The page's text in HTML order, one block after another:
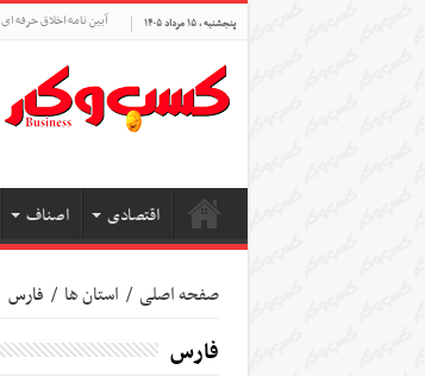
پنجشنبه , ۱۵ مرداد ۱۴۰۵ آیین نامه اخلاق حرفه ای
اقتصادی اصناف
صفحه اصلی / استان ها / فارس
فارس